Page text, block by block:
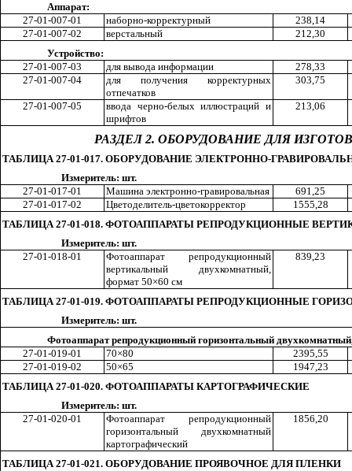
Аппарат:
27-01-007-01
наборно-корректурный 238,14
27-01-007-02
верстальный 212,30
Устройство:
27-01-007-03
для вывода информации 278,33
27-01-007-04
для получения корректурных
отпечатков
303,75
27-01-007-05
ввода черно-белых иллюстраций и
шрифтов
213,06
РАЗДЕЛ 2. ОБОРУДОВАНИЕ ДЛЯ
ТАБЛИЦА 27-01-017. ОБОРУДОВАНИЕ ЭЛЕКТРОННО-
Измеритель: шт.
27-01-017-01
Машина электронно-гравировальная 691,25
27-01-017-02
Цветоделитель-цветокорректор 1555,28
ТАБЛИЦА 27-01-018. ФОТОАППАРАТЫ РЕПРОДУКЦИОННЫЕ
Измеритель: шт.
27-01-018-01
Фотоаппарат репродукционный
вертикальный двухкомнатный,
формат 50×60 см
839,23
ТАБЛИЦА 27-01-019. ФОТОАППАРАТЫ РЕПРОДУКЦИОННЫЕ
Измеритель: шт.
Фотоаппаратрепродукционныйгоризонтальный
27-01-019-01
70×80 2395,55
27-01-019-02
50×65 1947,23
ТАБЛИЦА 27-01-020. ФОТОАППАРАТЫ КАРТОГРАФИЧЕСКИЕ
Измеритель: шт.
27-01-020-01
Фотоаппарат репродукционный
горизонтальный двухкомнатный
картографический
1856,20
ТАБЛИЦА 27-01-021. ОБОРУДОВАНИЕ ПРОЯВОЧНОЕ ДЛЯ ПЛЕНКИ